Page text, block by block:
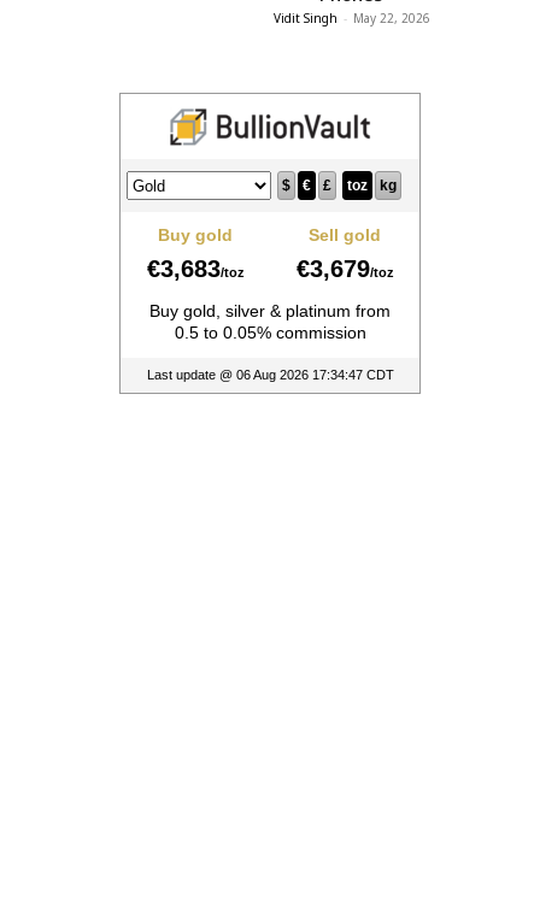
Vidit Singh - May 22, 2026